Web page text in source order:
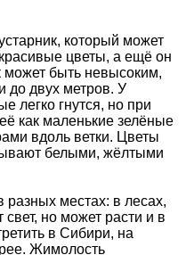
который может
цветы, а ещё он
может быть невысоким,
до двух метров. У
легко гнутся, но при
как маленькие зелёные
вдоль ветки. Цветы
белыми, жёлтыми
местах: в лесах,
но может расти и в
в Сибири, на
Жимолость